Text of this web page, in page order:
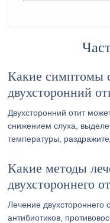
Какие симптомы
двухсторонний
Двухсторонний отит
снижением слуха,
температуры,
Какие методы
двухстороннего
Лечение двухстороннего
антибиотиков,